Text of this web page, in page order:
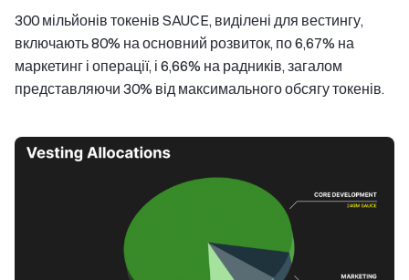
300 мільйонів токенів SAUCE, виділені для вестингу,
включають 80% на основний розвиток, по 6,67% на
маркетинг і операції, і 6,66% на радників, загалом
представляючи 30% від максимального обсягу токенів.